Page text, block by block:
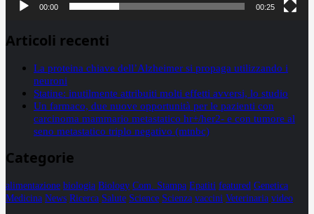
00:00 00:25
Articoli recenti
La proteina chiave dell’Alzheimer si propaga utilizzando i
neuroni
Statine: inutilmente attribuiti molti effetti avversi, lo studio
Un farmaco, due nuove opportunità per le pazienti con
carcinoma mammario metastatico hr+/her2- e con tumore al
seno metastatico triplo negativo (mtnbc)
Categorie
alimentazione biologia Biology Com. Stampa Epatiti featured Genetica
Medicina News Ricerca Salute Science Scienza vaccini Veterinaria video